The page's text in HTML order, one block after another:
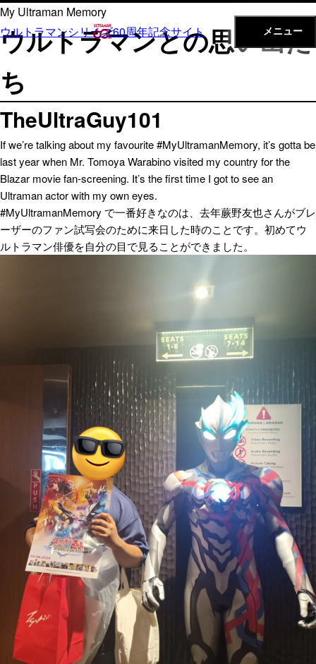
内
容
を
キ
ッ
プ
ウルトラマンシリーズ60周年記念サイト メニュー
My Ultraman Memory
ウルトラマンとの思い出た
ち
TheUltraGuy101
If we’re talking about my favourite #MyUltramanMemory, it’s gotta be
last year when Mr. Tomoya Warabino visited my country for the
Blazar movie fan-screening. It’s the first time I got to see an
Ultraman actor with my own eyes.
#MyUltramanMemory で一番好きなのは、去年蕨野友也さんがブレ
ーザーのファン試写会のために来日した時のことです。初めてウ
ルトラマン俳優を自分の目で見ることができました。